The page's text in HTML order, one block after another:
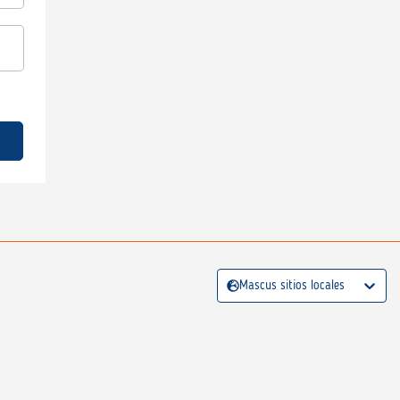
Mascus sitios locales